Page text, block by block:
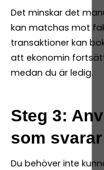
Det minskar det
kan matchas mot
transaktioner kan
att ekonomin
medan du är ledig.
Steg 3:
som
Du behöver inte